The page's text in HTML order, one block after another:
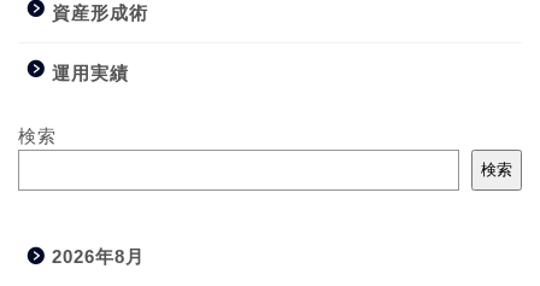
資産形成術
運用実績
検索
検索
2026年8月